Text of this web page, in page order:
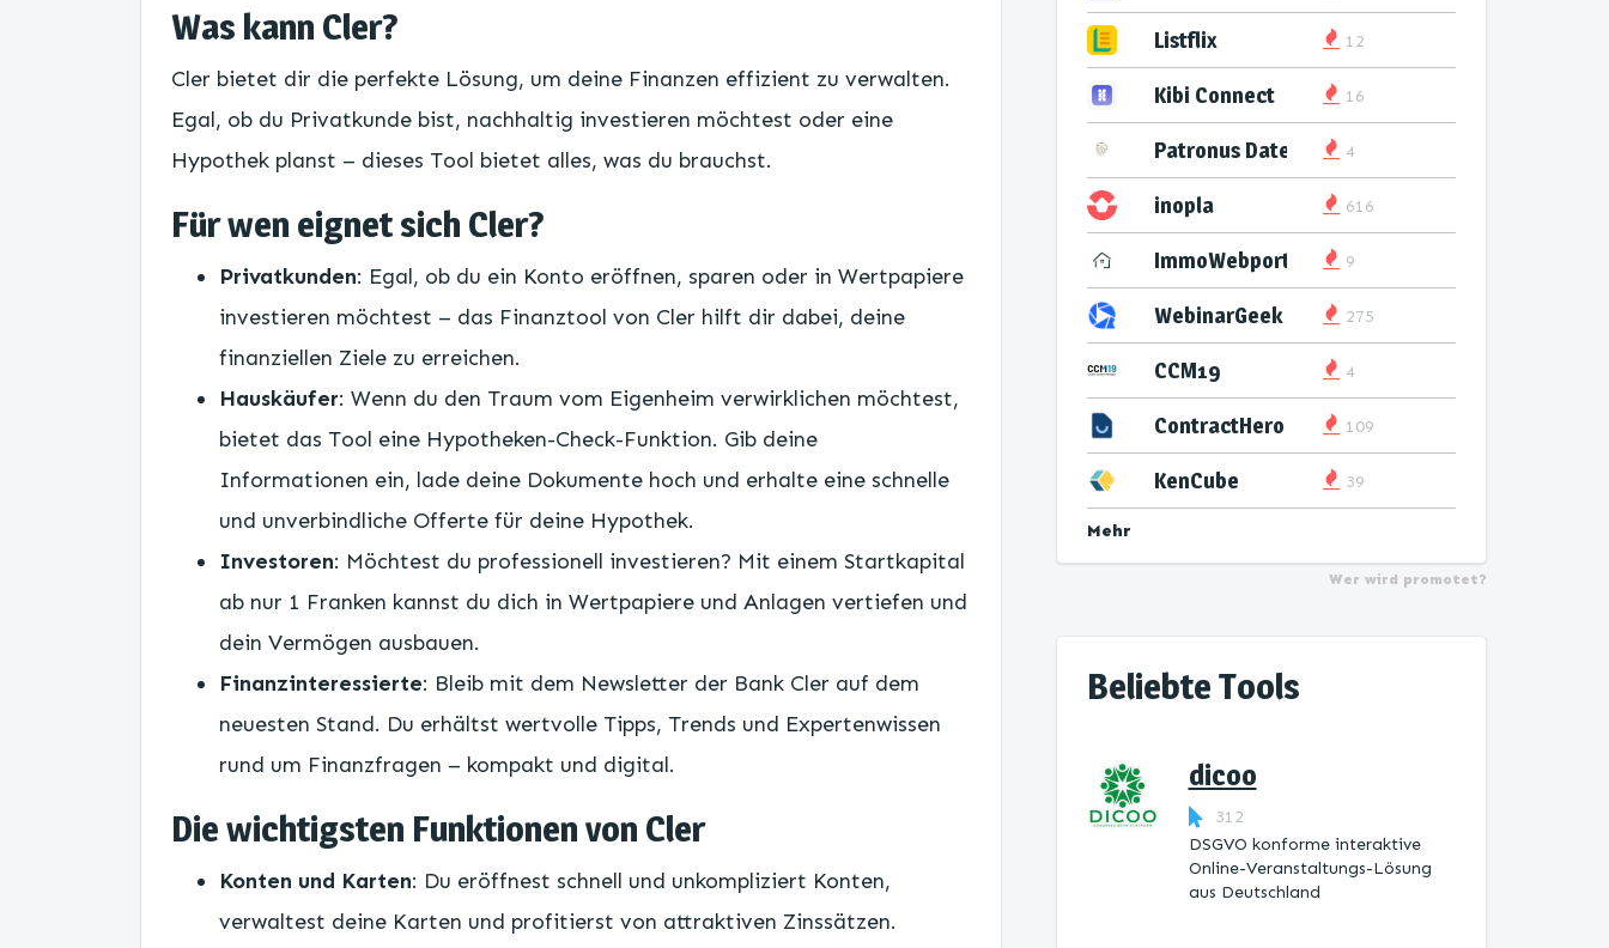
Was kann Cler?
Cler bietet dir die perfekte Lösung, um deine Finanzen effizient zu verwalten.
Egal, ob du Privatkunde bist, nachhaltig investieren möchtest oder eine
Hypothek planst – dieses Tool bietet alles, was du brauchst.
Für wen eignet sich Cler?
Privatkunden: Egal, ob du ein Konto eröffnen, sparen oder in Wertpapiere
investieren möchtest – das Finanztool von Cler hilft dir dabei, deine
finanziellen Ziele zu erreichen.
Hauskäufer: Wenn du den Traum vom Eigenheim verwirklichen möchtest,
bietet das Tool eine Hypotheken-Check-Funktion. Gib deine
Informationen ein, lade deine Dokumente hoch und erhalte eine schnelle
und unverbindliche Offerte für deine Hypothek.
Investoren: Möchtest du professionell investieren? Mit einem Startkapital
ab nur 1 Franken kannst du dich in Wertpapiere und Anlagen vertiefen und
dein Vermögen ausbauen.
Finanzinteressierte: Bleib mit dem Newsletter der Bank Cler auf dem
neuesten Stand. Du erhältst wertvolle Tipps, Trends und Expertenwissen
rund um Finanzfragen – kompakt und digital.
Die wichtigsten Funktionen von Cler
Konten und Karten: Du eröffnest schnell und unkompliziert Konten,
verwaltest deine Karten und profitierst von attraktiven Zinssätzen.
Listflix 12
Kibi Connect 16
Patronus Datenservice
4
inopla 616
ImmoWebport 9
WebinarGeek 275
CCM19 4
ContractHero 109
KenCube 39
Mehr
Wer wird promotet?
Beliebte Tools
dicoo
312
DSGVO konforme interaktive
Online-Veranstaltungs-Lösung
aus Deutschland